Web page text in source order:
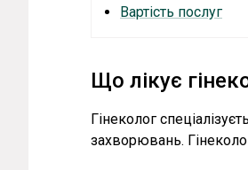
Вартість послуг
Що лікує
Гінеколог
захворювань.